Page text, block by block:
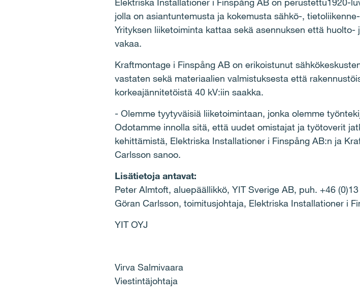
jolla on asiantuntemusta ja kokemusta sähkö-,
Yrityksen liiketoiminta kattaa sekä asennuksen että
vakaa.
Kraftmontage i Finspång AB on erikoistunut
vastaten sekä materiaalien valmistuksesta että
korkeajännitetöistä 40 kV:iin saakka.
- Olemme tyytyväisiä liiketoimintaan, jonka olemme
Odotamme innolla sitä, että uudet omistajat ja työtoverit
kehittämistä, Elektriska Installationer i Finspång AB:n ja
Carlsson sanoo.
Lisätietoja antavat:
Peter Almtoft, aluepäällikkö, YIT Sverige AB, puh. +46
Göran Carlsson, toimitusjohtaja, Elektriska Installationer i
YIT OYJ
Virva Salmivaara
Viestintäjohtaja